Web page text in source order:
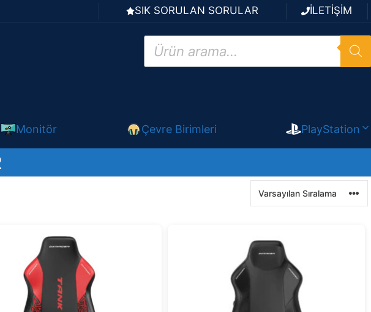
SIK SORULAN SORULAR İLETİŞİM
Products
search
Monitör Çevre Birimleri PlayStation